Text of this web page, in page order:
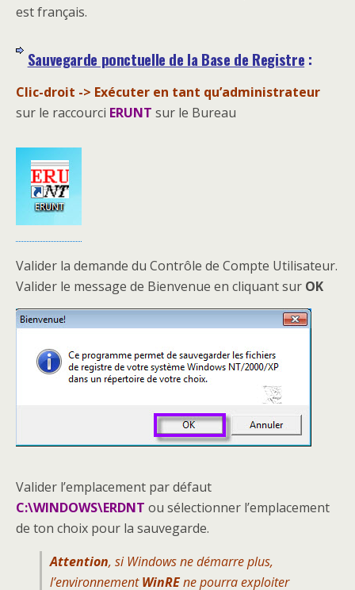
est français.
Sauvegarde ponctuelle de la Base de Registre :
Clic-droit -> Exécuter en tant qu’administrateur
sur le raccourci ERUNT sur le Bureau
Valider la demande du Contrôle de Compte Utilisateur.
Valider le message de Bienvenue en cliquant sur OK
Valider l’emplacement par défaut
C:\WINDOWS\ERDNT ou sélectionner l’emplacement
de ton choix pour la sauvegarde.
Attention, si Windows ne démarre plus,
l’environnementWinREne pourra exploiter